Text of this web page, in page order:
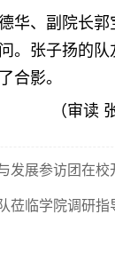
华、副院长郭
。张子扬的队
合影。
（审读
发展参访团在校
莅临学院调研指